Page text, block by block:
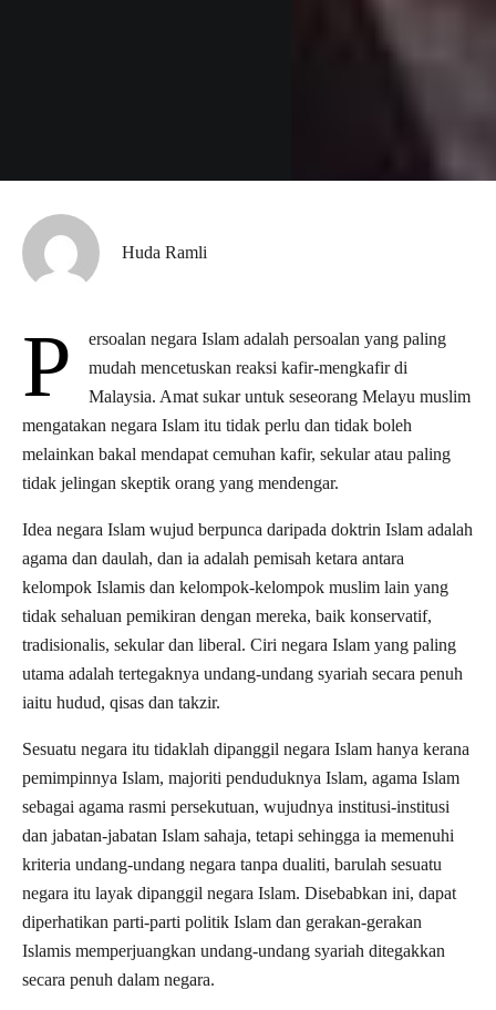
Huda Ramli
P
ersoalan negara Islam adalah persoalan yang paling
mudah mencetuskan reaksi kafir-mengkafir di
Malaysia. Amat sukar untuk seseorang Melayu muslim
mengatakan negara Islam itu tidak perlu dan tidak boleh
melainkan bakal mendapat cemuhan kafir, sekular atau paling
tidak jelingan skeptik orang yang mendengar.
Idea negara Islam wujud berpunca daripada doktrin Islam adalah
agama dan daulah, dan ia adalah pemisah ketara antara
kelompok Islamis dan kelompok-kelompok muslim lain yang
tidak sehaluan pemikiran dengan mereka, baik konservatif,
tradisionalis, sekular dan liberal. Ciri negara Islam yang paling
utama adalah tertegaknya undang-undang syariah secara penuh
iaitu hudud, qisas dan takzir.
Sesuatu negara itu tidaklah dipanggil negara Islam hanya kerana
pemimpinnya Islam, majoriti penduduknya Islam, agama Islam
sebagai agama rasmi persekutuan, wujudnya institusi-institusi
dan jabatan-jabatan Islam sahaja, tetapi sehingga ia memenuhi
kriteria undang-undang negara tanpa dualiti, barulah sesuatu
negara itu layak dipanggil negara Islam. Disebabkan ini, dapat
diperhatikan parti-parti politik Islam dan gerakan-gerakan
Islamis memperjuangkan undang-undang syariah ditegakkan
secara penuh dalam negara.